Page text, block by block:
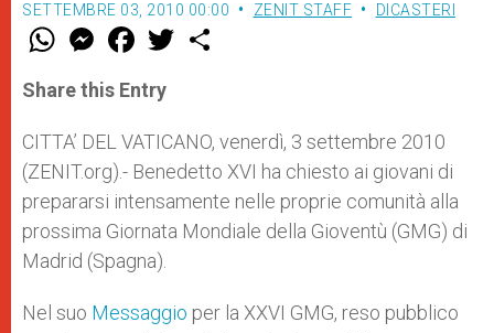
SETTEMBRE 03, 2010 00:00 ZENIT STAFF DICASTERI
W
t
s
p
p
M
e
s
e
g
e
r
F
a
e
b
o
k
w
r
Share this Entry
CITTA’ DEL VATICANO, venerdì, 3 settembre 2010
(ZENIT.org).- Benedetto XVI ha chiesto ai giovani di
prepararsi intensamente nelle proprie comunità alla
prossima Giornata Mondiale della Gioventù (GMG) di
Madrid (Spagna).
Nel suo Messaggio per la XXVI GMG, reso pubblico